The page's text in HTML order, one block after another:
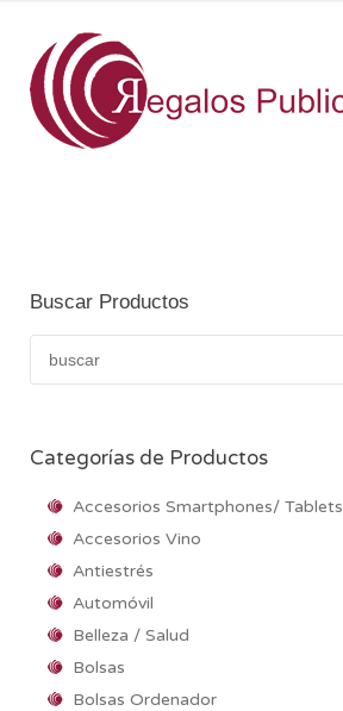
Buscar Productos
Categorías de Productos
Accesorios Smartphones/ Tablets
Accesorios Vino
Antiestrés
Automóvil
Belleza / Salud
Bolsas
Bolsas Ordenador